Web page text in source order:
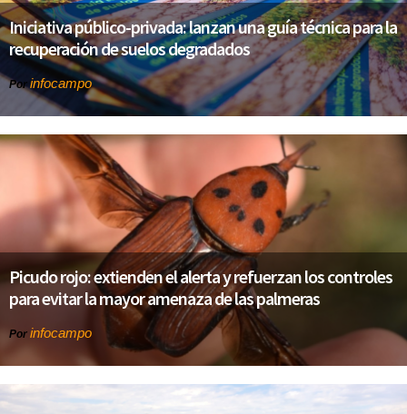
Iniciativa público-privada: lanzan una guía técnica para la
recuperación de suelos degradados
Porinfocampo
Picudo rojo: extienden el alerta y refuerzan los controles
para evitar la mayor amenaza de las palmeras
Por infocampo